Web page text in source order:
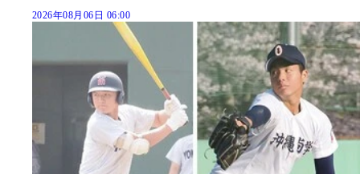
2026年08月06日 06:00